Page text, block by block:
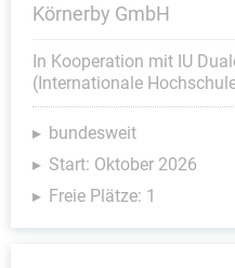
Körnerby GmbH
In Kooperation mit IU
(Internationale
bundesweit
Start: Oktober 2026
Freie Plätze: 1